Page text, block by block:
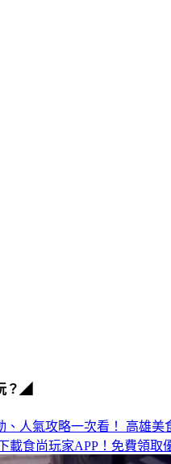
？◢
、人氣攻略一次看！ 高雄美
載食尚玩家APP！免費領取